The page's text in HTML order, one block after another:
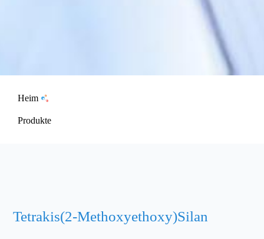
Heim
Produkte
Tetrakis(2-Methoxyethoxy)Silan